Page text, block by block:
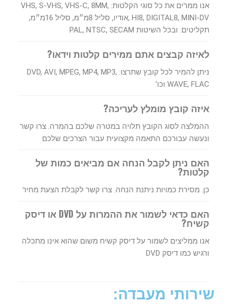
אנו ממרים את כל סוגי הקלטות: VHS, S-VHS, VHS-C, 8MM,
HI8, DIGITAL8, MINI-DV ,אודיו, סליל 8מ״מ, סליל 16מ״מ,
תקליטים. ובכל השיטות PAL, NTSC, SECAM
לאיזה קבצים אתם ממירים קלטות וידאו?
ניתן להמיר לכל קובץ שתרצו: DVD, AVI, MPEG, MP4, MP3,
WAVE, FLAC וכו'
איזה קובץ מומלץ לעריכה?
ההמלצה לסוג הקובץ תלויה במטרה שלכם בהמרה. צרו קשר
ונעשה עבורכם התאמה מקצועית עבור הצרכים שלכם
האם ניתן לקבל הנחה אם מביאים כמות של
קלטות?
כן. מסירת כמויות ניתנת הנחה. צרו קשר לקבלת הצעת מחיר
האם כדאי לשמור את ההמרות על DVD או דיסק
קשיח?
אנו ממליצים לשמור על דיסק קשיח משום שהוא אינו מתכלה
ורגיש כמו דיסק DVD
שירותי מעבדה: